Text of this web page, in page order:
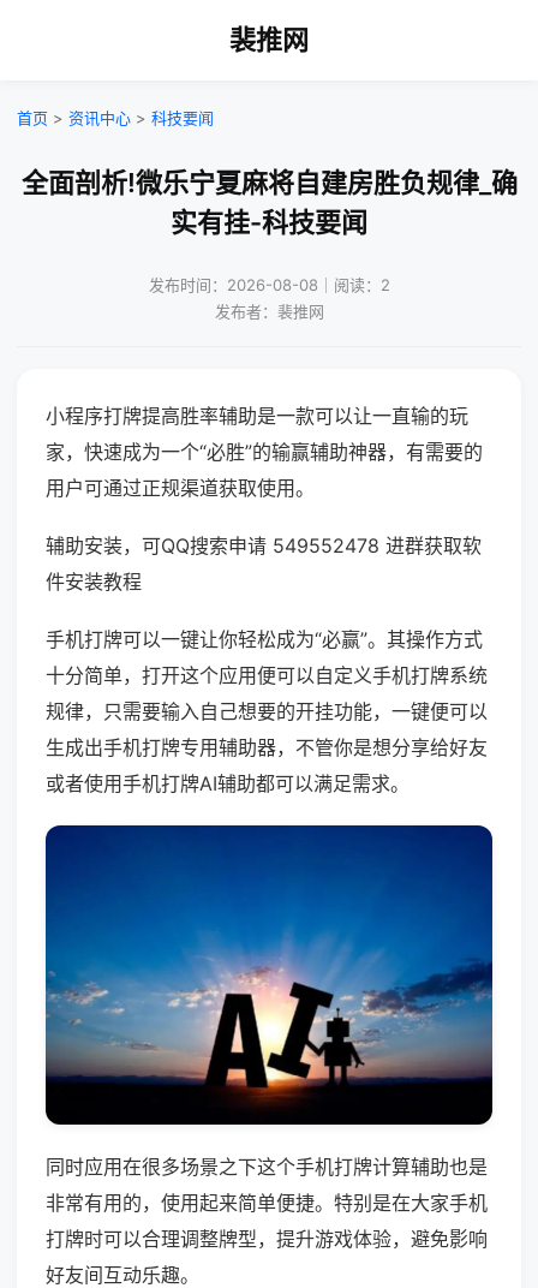
裴推网
首页 > 资讯中心 > 科技要闻
全面剖析!微乐宁夏麻将自建房胜负规律_确
实有挂-科技要闻
发布时间：2026-08-08｜阅读：2
发布者：裴推网
小程序打牌提高胜率辅助是一款可以让一直输的玩
家，快速成为一个“必胜”的输赢辅助神器，有需要的
用户可通过正规渠道获取使用。
辅助安装，可QQ搜索申请 549552478 进群获取软
件安装教程
手机打牌可以一键让你轻松成为“必赢”。其操作方式
十分简单，打开这个应用便可以自定义手机打牌系统
规律，只需要输入自己想要的开挂功能，一键便可以
生成出手机打牌专用辅助器，不管你是想分享给好友
或者使用手机打牌AI辅助都可以满足需求。
同时应用在很多场景之下这个手机打牌计算辅助也是
非常有用的，使用起来简单便捷。特别是在大家手机
打牌时可以合理调整牌型，提升游戏体验，避免影响
好友间互动乐趣。